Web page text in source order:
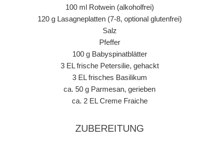
100 ml Rotwein (alkoholfrei)
120 g Lasagneplatten (7-8, optional glutenfrei)
Salz
Pfeffer
100 g Babyspinatblätter
3 EL frische Petersilie, gehackt
3 EL frisches Basilikum
ca. 50 g Parmesan, gerieben
ca. 2 EL Creme Fraiche
ZUBEREITUNG